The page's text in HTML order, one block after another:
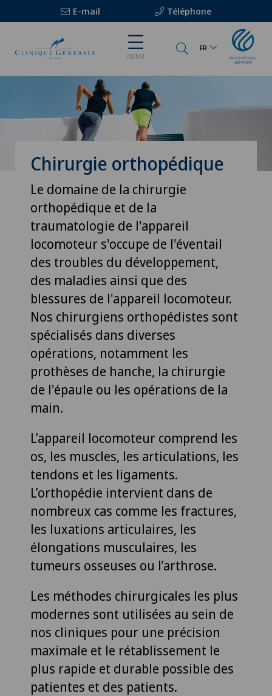
E-mail Téléphone
MENU
FR
Chirurgie orthopédique
Le domaine de la chirurgie
orthopédique et de la
traumatologie de l'appareil
locomoteur s'occupe de l'éventail
des troubles du développement,
des maladies ainsi que des
blessures de l'appareil locomoteur.
Nos chirurgiens orthopédistes sont
spécialisés dans diverses
opérations, notamment les
prothèses de hanche, la chirurgie
de l'épaule ou les opérations de la
main.
L’appareil locomoteur comprend les
os, les muscles, les articulations, les
tendons et les ligaments.
L’orthopédie intervient dans de
nombreux cas comme les fractures,
les luxations articulaires, les
élongations musculaires, les
tumeurs osseuses ou l’arthrose.
Les méthodes chirurgicales les plus
modernes sont utilisées au sein de
nos cliniques pour une précision
maximale et le rétablissement le
plus rapide et durable possible des
patientes et des patients.